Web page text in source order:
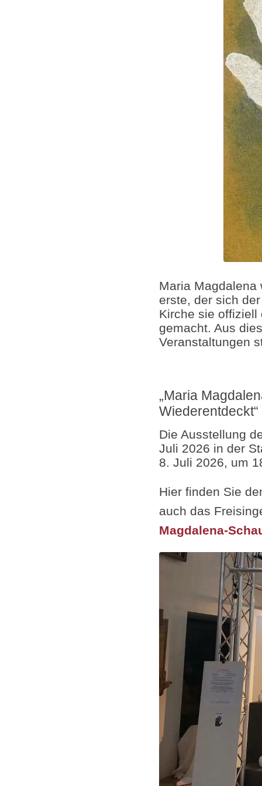
Maria Magdalena
erste, der sich
Kirche sie offiziell
gemacht. Aus
Veranstaltungen
„Maria
Wiederentdeckt“
Die Ausstellung
Juli 2026 in der
8. Juli 2026, um
Hier finden Sie
auch das
Magdalena-